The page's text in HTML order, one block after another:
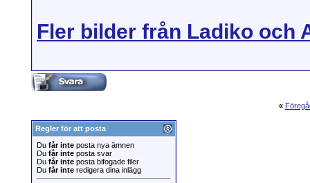
Fler bilder från Ladiko och
«
Regler för att posta
Du får inte posta nya ämnen
Du får inte posta svar
Du får inte posta bifogade filer
Du får inte redigera dina inlägg